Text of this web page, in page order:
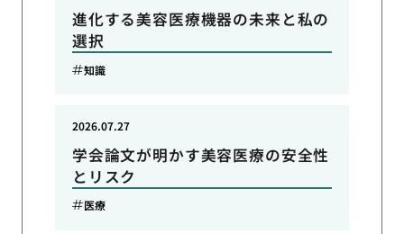
進化する美容医療機器の未来と私の
選択
知識
学会論文が明かす美容医療の安全性
とリスク
2026.07.27
医療